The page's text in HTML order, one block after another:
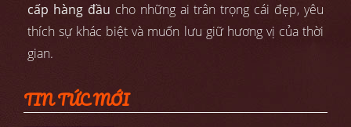
cấp hàng đầu cho những ai trân trọng cái đẹp, yêu
thích sự khác biệt và muốn lưu giữ hương vị của thời
gian.
TIN TỨC MỚI